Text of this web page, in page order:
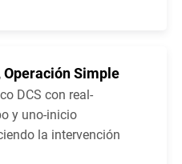
Simple
DCS con real-
y uno-inicio
la intervención